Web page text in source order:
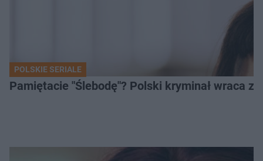
POLSKIE SERIALE
Pamiętacie "Ślebodę"? Polski kryminał wraca